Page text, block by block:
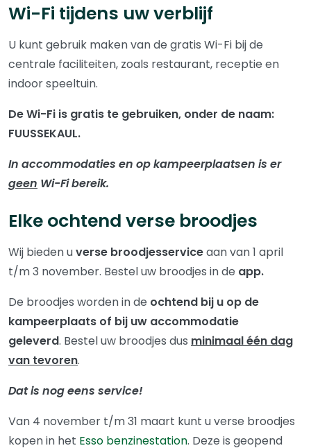
Wi-Fi tijdens uw verblijf
U kunt gebruik maken van de gratis Wi-Fi bij de
centrale faciliteiten, zoals restaurant, receptie en
indoor speeltuin.
De Wi-Fi is gratis te gebruiken, onder de naam:
FUUSSEKAUL.
In accommodaties en op kampeerplaatsen is er
geen Wi-Fi bereik.
Elke ochtend verse broodjes
Wij bieden uverse broodjesserviceaan van 1 april
t/m 3 november. Bestel uw broodjes in de app.
De broodjes worden in de ochtend bij u op de
kampeerplaats of bij uw accommodatie
geleverd. Bestel uw broodjes dus minimaal één dag
van tevoren.
Dat is nog eens service!
Van 4 november t/m 31 maart kunt u verse broodjes
kopen in het Esso benzinestation. Deze is geopend